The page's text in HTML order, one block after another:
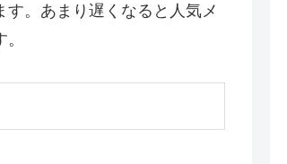
。あまり遅くなると人気メ